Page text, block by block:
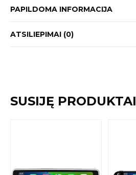
PAPILDOMA INFORMACIJA
ATSILIEPIMAI (0)
SUSIJĘ PRODUKTAI